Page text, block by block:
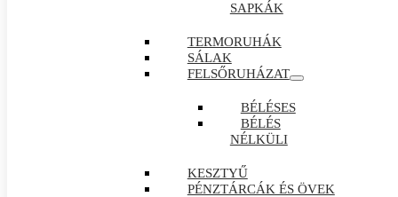
SAPKÁK
TERMORUHÁK
SÁLAK
FELSŐRUHÁZAT
BÉLÉSES
BÉLÉS
NÉLKÜLI
KESZTYŰ
PÉNZTÁRCÁK ÉS ÖVEK